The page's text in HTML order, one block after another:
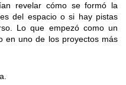
revelar cómo se formó la
del espacio o si hay pistas
Lo que empezó como un
en uno de los proyectos más